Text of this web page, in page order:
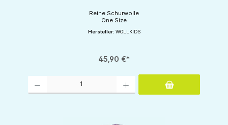
Reine Schurwolle
One Size
Hersteller: WOLLKIDS
45,90 €*